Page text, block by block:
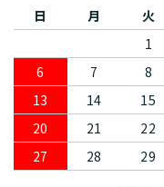
日 月 火
1
6
7 8
13
14 15
20
21 22
27
28 29